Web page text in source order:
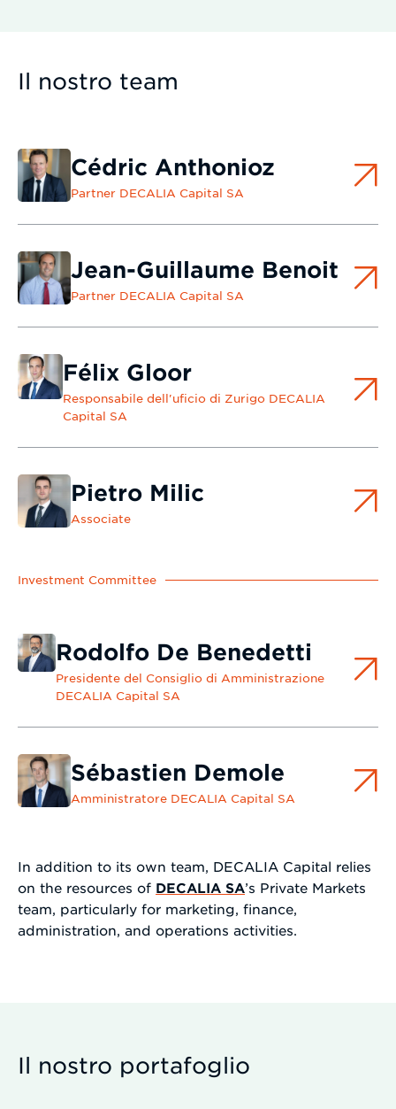
Il nostro team
Cédric Anthonioz
Partner DECALIA Capital SA
Jean-Guillaume Benoit
Partner DECALIA Capital SA
Félix Gloor
Responsabile dell'uficio di Zurigo DECALIA
Capital SA
Pietro Milic
Associate
Investment Committee
Rodolfo De Benedetti
Presidente del Consiglio di Amministrazione
DECALIA Capital SA
Sébastien Demole
Amministratore DECALIA Capital SA
In addition to its own team, DECALIA Capital relies
on the resources of DECALIA SA’s Private Markets
team, particularly for marketing, finance,
administration, and operations activities.
Il nostro portafoglio